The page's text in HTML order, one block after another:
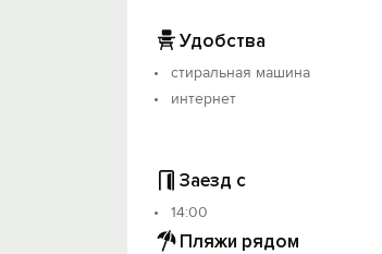
Удобства
стиральная машина
интернет
Заезд с
14:00
Пляжи рядом